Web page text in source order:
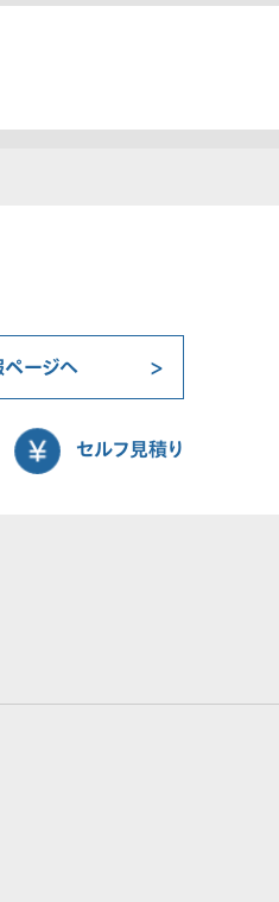
ページへ
セルフ見積り